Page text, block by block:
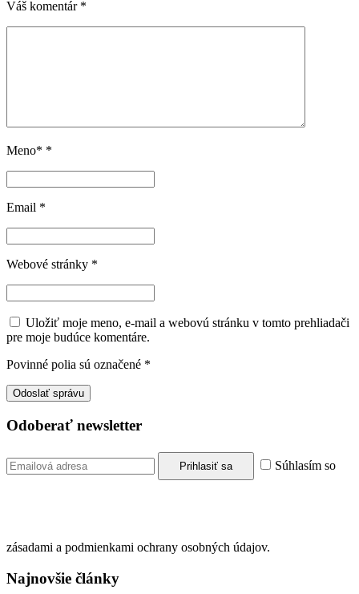
Váš komentár *
Meno* *
Email *
Webové stránky *
Uložiť moje meno, e-mail a webovú stránku v tomto prehliadači
pre moje budúce komentáre.
Povinné polia sú označené *
Odoberať newsletter
Súhlasím so
zásadami a podmienkami ochrany osobných údajov.
Najnovšie články